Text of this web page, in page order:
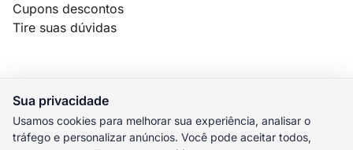
Cupons descontos
Tire suas dúvidas
© 2026 MauroSPBR Games. Todos os direitos reservados.
elo HIPER AMEX pix
Sua privacidade
Usamos cookies para melhorar sua experiência, analisar o
tráfego e personalizar anúncios. Você pode aceitar todos,